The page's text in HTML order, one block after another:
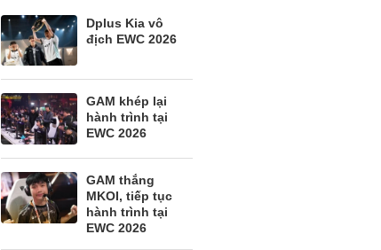
Dplus Kia vô
địch EWC 2026
GAM khép lại
hành trình tại
EWC 2026
GAM thắng
MKOI, tiếp tục
hành trình tại
EWC 2026